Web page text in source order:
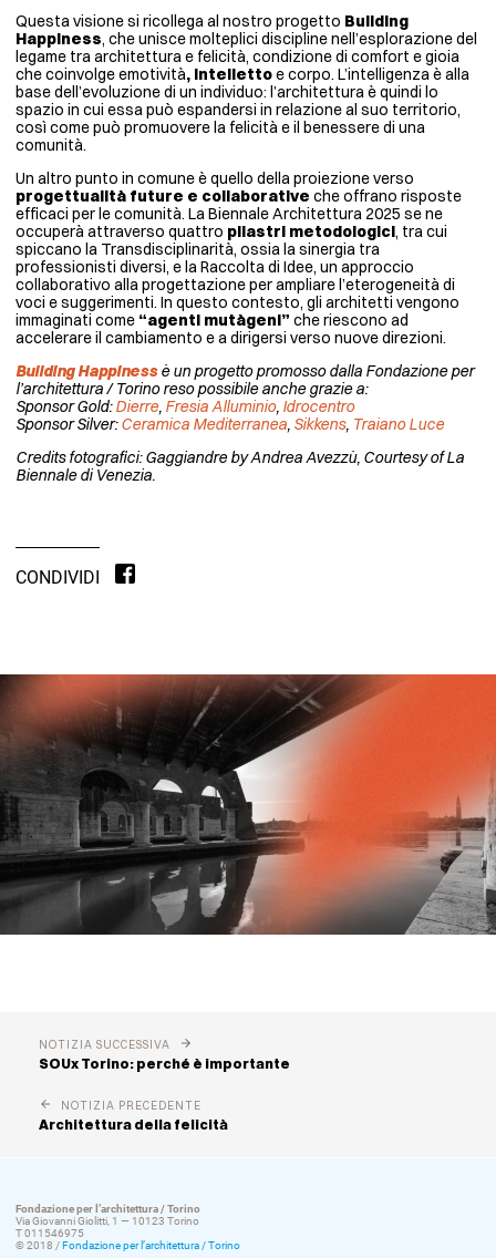
Questa visione si ricollega al nostro progetto Building
Happiness, che unisce molteplici discipline nell’esplorazione del
legame tra architettura e felicità, condizione di comfort e gioia
che coinvolge emotività, intellettoe corpo. L’intelligenza è alla
base dell’evoluzione di un individuo: l’architettura è quindi lo
spazio in cui essa può espandersi in relazione al suo territorio,
così come può promuovere la felicità e il benessere di una
comunità.
Un altro punto in comune è quello della proiezione verso
progettualità future e collaborative che offrano risposte
efficaci per le comunità. La Biennale Architettura 2025 se ne
occuperà attraverso quattro pilastri metodologici, tra cui
spiccano la Transdisciplinarità, ossia la sinergia tra
professionisti diversi, e la Raccolta di Idee, un approccio
collaborativo alla progettazione per ampliare l’eterogeneità di
voci e suggerimenti. In questo contesto, gli architetti vengono
immaginati come “agenti mutàgeni” che riescono ad
accelerare il cambiamento e a dirigersi verso nuove direzioni.
Building Happinessè un progetto promosso dalla Fondazione per
l’architettura / Torino reso possibile anche grazie a:
Sponsor Gold:Dierre, Fresia Alluminio, Idrocentro
Sponsor Silver:Ceramica Mediterranea, Sikkens, Traiano Luce
Credits fotografici: Gaggiandre by Andrea Avezzù, Courtesy of La
Biennale di Venezia.
CONDIVIDI
NOTIZIA SUCCESSIVA
SOUx Torino: perché è importante
NOTIZIA PRECEDENTE
Architettura della felicità
Fondazione per l’architettura / Torino
Via Giovanni Giolitti, 1 — 10123 Torino
T 011546975
© 2018 / Fondazione per l’architettura / Torino